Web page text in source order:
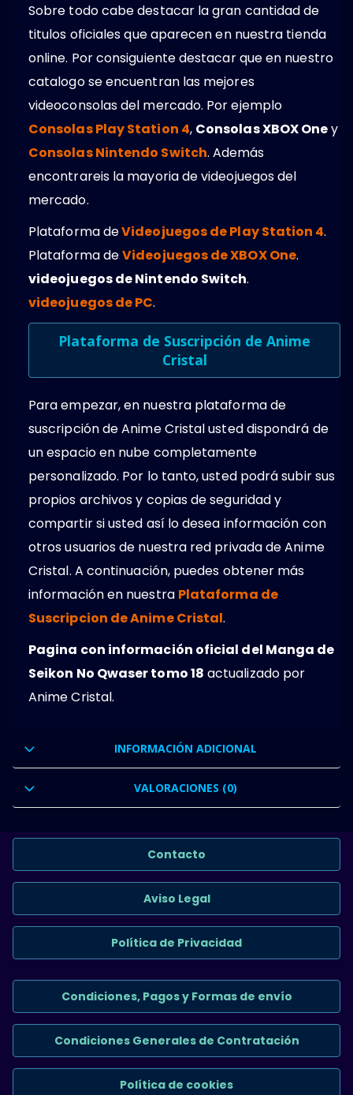
Sobre todo cabe destacar la gran cantidad de
titulos oficiales que aparecen en nuestra tienda
online. Por consiguiente destacar que en nuestro
catalogo se encuentran las mejores
videoconsolas del mercado. Por ejemplo
Consolas Play Station 4, Consolas XBOX Oney
Consolas Nintendo Switch. Además
encontrareis la mayoria de videojuegos del
mercado.
Plataforma deVideojuegos de Play Station 4.
Plataforma deVideojuegos de XBOX One.
videojuegos de Nintendo Switch.
videojuegos de PC.
Plataforma de Suscripción de Anime
Cristal
Para empezar, en nuestra plataforma de
suscripción de Anime Cristal usted dispondrá de
un espacio en nube completamente
personalizado. Por lo tanto, usted podrá subir sus
propios archivos y copias de seguridad y
compartir si usted así lo desea información con
otros usuarios de nuestra red privada de Anime
Cristal. A continuación, puedes obtener más
información en nuestra Plataforma de
Suscripcion de Anime Cristal.
Pagina con información oficial del Manga de
Seikon No Qwaser tomo 18 actualizado por
Anime Cristal.
INFORMACIÓN ADICIONAL
VALORACIONES (0)
Contacto
Aviso Legal
Política de Privacidad
Condiciones, Pagos y Formas de envío
Condiciones Generales de Contratación
Política de cookies